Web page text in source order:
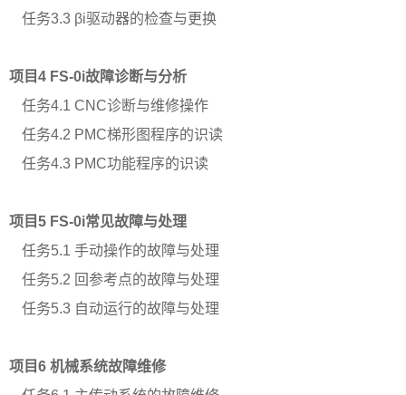
任务3.3 βi驱动器的检查与更换
项目 4 FS-0i故障诊断与分析
任务4.1 CNC诊断与维修操作
任务4.2 PMC梯形图程序的识读
任务4.3 PMC功能程序的识读
项目 5 FS-0i常见故障与处理
任务5.1 手动操作的故障与处理
任务5.2 回参考点的故障与处理
任务5.3 自动运行的故障与处理
项目 6 机械系统故障维修